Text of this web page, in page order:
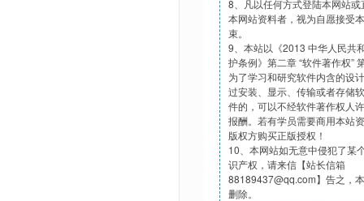
8、凡以任何方式登陆本网站
本网站资料者，视为自愿接受
束。
9、本站以《2013 中华人民共
护条例》第二章 “软件著作权”
为了学习和研究软件内含的设
过安装、显示、传输或者存储
件的，可以不经软件著作权人
报酬。若有学员需要商用本站
版权方购买正版授权！
10、本网站如无意中侵犯了某
识产权，请来信【站长信箱
88189437@qq.com】告之，
删除。